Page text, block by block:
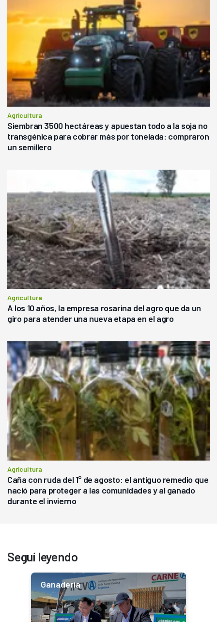
Agricultura
Siembran 3500 hectáreas y apuestan todo a la soja no
transgénica para cobrar más por tonelada: compraron
un semillero
Agricultura
A los 10 años, la empresa rosarina del agro que da un
giro para atender una nueva etapa en el agro
Agricultura
Caña con ruda del 1° de agosto: el antiguo remedio que
nació para proteger a las comunidades y al ganado
durante el invierno
Seguí leyendo
Ganadería